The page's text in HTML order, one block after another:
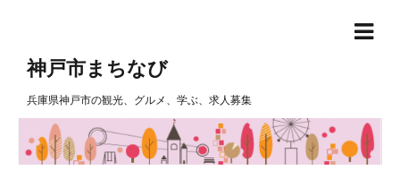
神戸市まちなび
兵庫県神戸市の観光、グルメ、学ぶ、求人募集